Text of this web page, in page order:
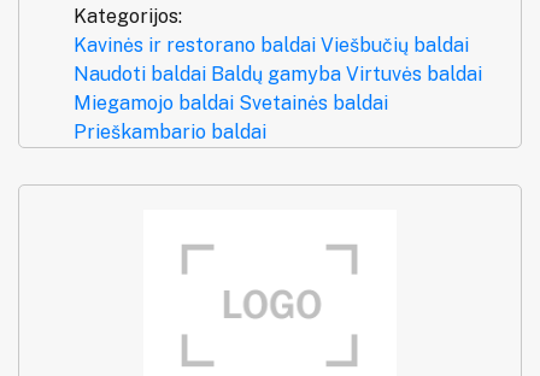
Kategorijos:
Kavinės ir restorano baldai Viešbučių baldai
Naudoti baldai Baldų gamyba Virtuvės baldai
Miegamojo baldai Svetainės baldai
Prieškambario baldai